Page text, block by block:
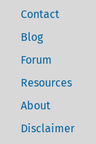
Contact
Blog
Forum
Resources
About
Disclaimer